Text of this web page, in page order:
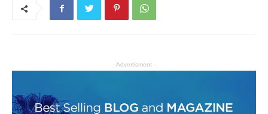
- Advertisment -